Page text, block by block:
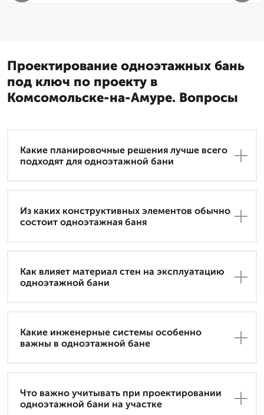
Проектирование одноэтажных бань
под ключ по проекту в
Комсомольске-на-Амуре. Вопросы
Какие планировочные решения лучше всего
подходят для одноэтажной бани
Из каких конструктивных элементов обычно
состоит одноэтажная баня
Как влияет материал стен на эксплуатацию
одноэтажной бани
Какие инженерные системы особенно
важны в одноэтажной бане
Что важно учитывать при проектировании
одноэтажной бани на участке